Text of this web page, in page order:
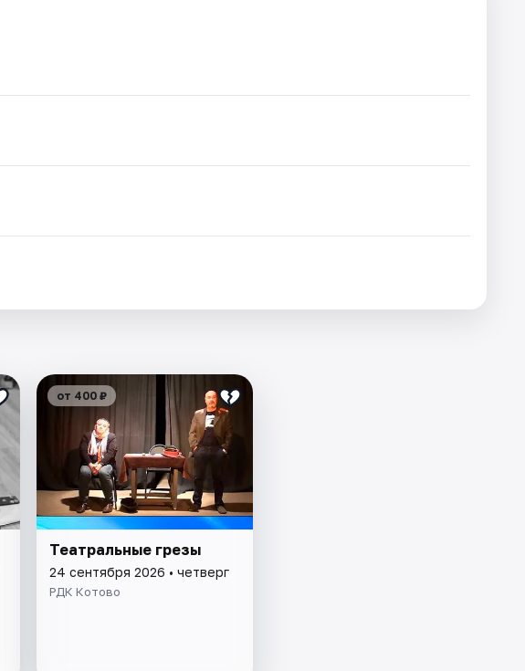
от 400 ₽
Театральные грезы
24 сентября 2026 • четверг
РДК Котово